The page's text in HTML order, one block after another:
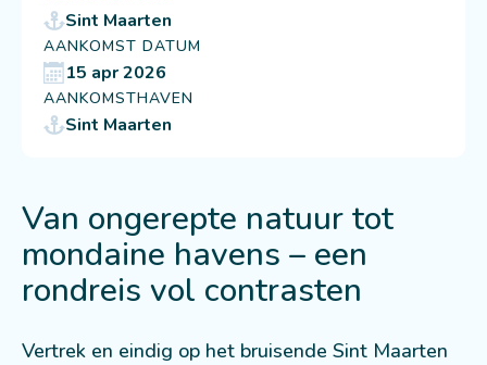
Sint Maarten
AANKOMST DATUM
15 apr 2026
AANKOMSTHAVEN
Sint Maarten
Van ongerepte natuur tot
mondaine havens – een
rondreis vol contrasten
Vertrek en eindig op het bruisende Sint Maarten